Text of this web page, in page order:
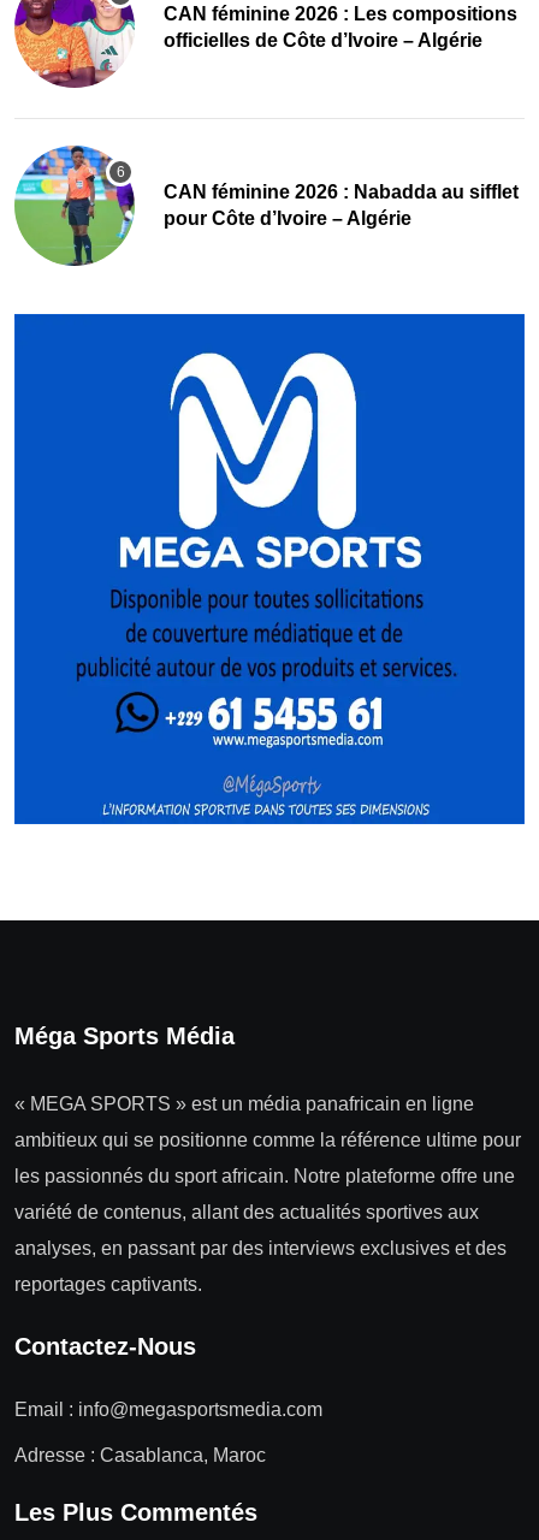
‎CAN féminine 2026 : Les compositions
officielles de Côte d’Ivoire – Algérie
‎CAN féminine 2026 : Nabadda au sifflet
pour Côte d’Ivoire – Algérie
Méga Sports Média
« MEGA SPORTS » est un média panafricain en ligne
ambitieux qui se positionne comme la référence ultime pour
les passionnés du sport africain. Notre plateforme offre une
variété de contenus, allant des actualités sportives aux
analyses, en passant par des interviews exclusives et des
reportages captivants.
Contactez-Nous
Email : info@megasportsmedia.com
Adresse : Casablanca, Maroc
Les Plus Commentés